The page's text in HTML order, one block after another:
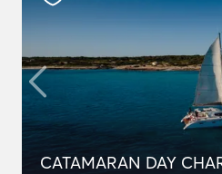
CATAMARAN DAY